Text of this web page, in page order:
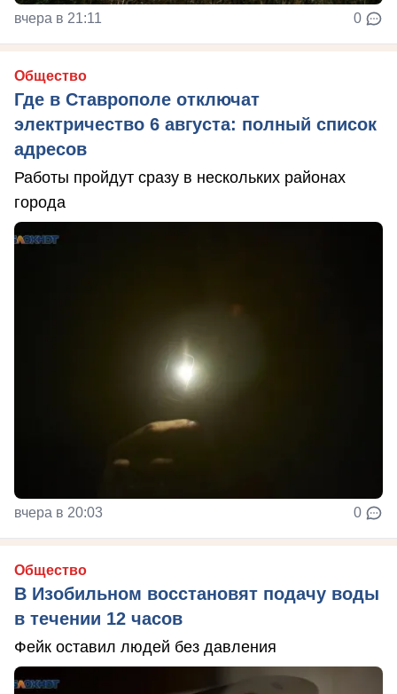
вчера в 21:11 0
Общество
Где в Ставрополе отключат
электричество 6 августа: полный список
адресов
Работы пройдут сразу в нескольких районах
города
вчера в 20:03 0
Общество
В Изобильном восстановят подачу воды
в течении 12 часов
Фейк оставил людей без давления